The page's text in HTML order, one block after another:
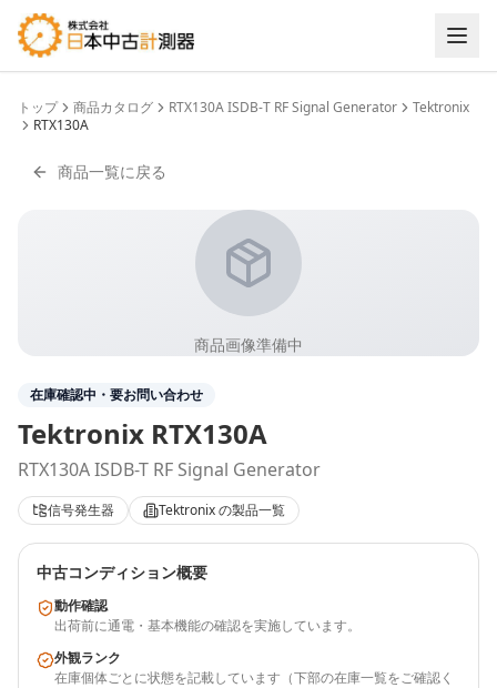
トップ 商品カタログ RTX130A ISDB-T RF Signal Generator
Tektronix
RTX130A
商品一覧に戻る
商品画像準備中
在庫確認中・要お問い合わせ
Tektronix RTX130A
RTX130A ISDB-T RF Signal Generator
信号発生器 Tektronixの製品一覧
中古コンディション概要
動作確認
出荷前に通電・基本機能の確認を実施しています。
外観ランク
在庫個体ごとに状態を記載しています（下部の在庫一覧をご確認く